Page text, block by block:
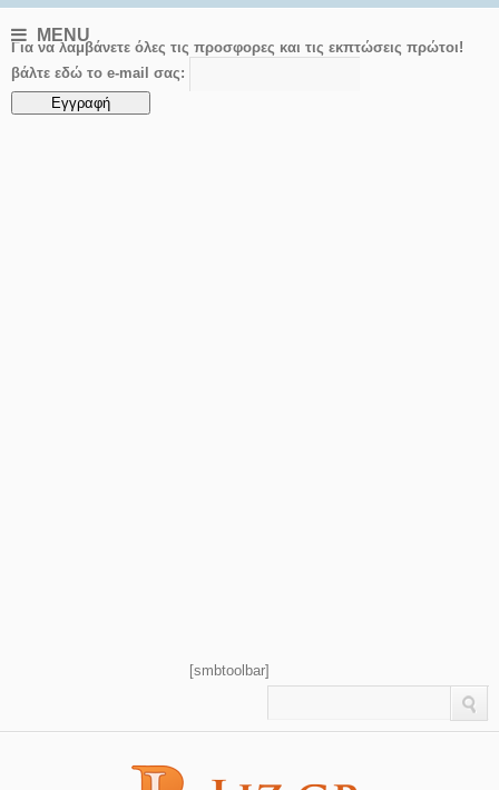
MENU
Για να λαμβάνετε όλες τις προσφορες και τις εκπτώσεις πρώτοι!
βάλτε εδώ το e-mail σας:
[smbtoolbar]